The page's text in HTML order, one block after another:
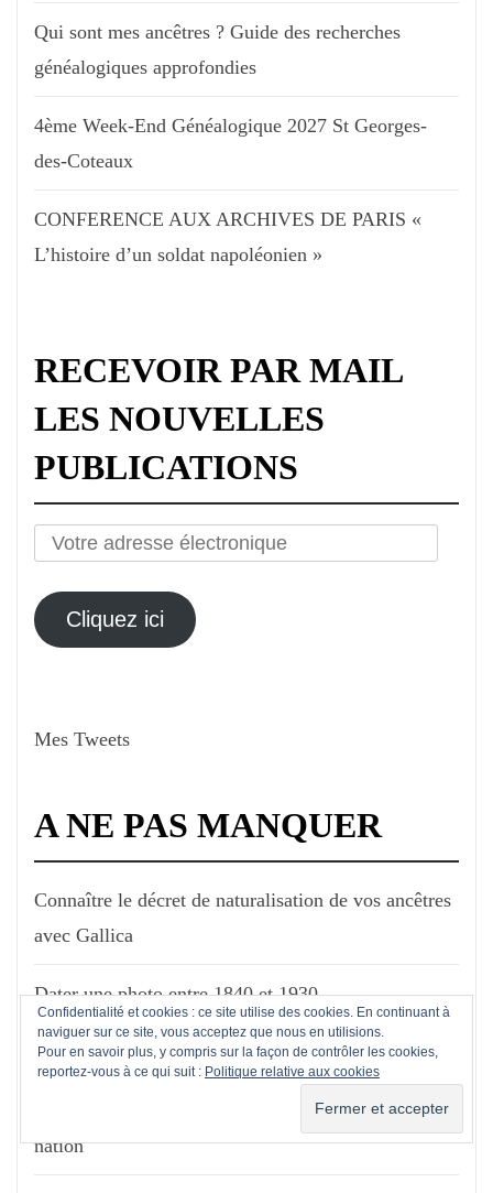
Qui sont mes ancêtres ? Guide des recherches
généalogiques approfondies
4ème Week-End Généalogique 2027 St Georges-
des-Coteaux
CONFERENCE AUX ARCHIVES DE PARIS «
L’histoire d’un soldat napoléonien »
RECEVOIR PAR MAIL
LES NOUVELLES
PUBLICATIONS
Votre
électronique
Cliquez ici
Mes Tweets
A NE PAS MANQUER
Connaître le décret de naturalisation de vos ancêtres
avec Gallica
Dater une photo entre 1840 et 1930
Obtenir le dossier médical de votre ancêtre militaire
Retrouvez le dossier de votre ancêtre "Pupille de la
nation"
Confidentialité et cookies : ce site utilise des cookies. En continuant à
naviguer sur ce site, vous acceptez que nous en utilisions.
Pour en savoir plus, y compris sur la façon de contrôler les cookies,
reportez-vous à ce qui suit : Politique relative aux cookies